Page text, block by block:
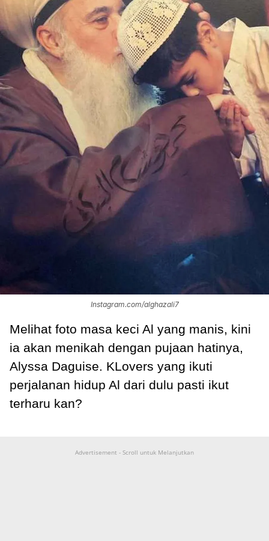
Instagram.com/alghazali7
Melihat foto masa keci Al yang manis, kini
ia akan menikah dengan pujaan hatinya,
Alyssa Daguise. KLovers yang ikuti
perjalanan hidup Al dari dulu pasti ikut
terharu kan?
Advertisement - Scroll untuk Melanjutkan